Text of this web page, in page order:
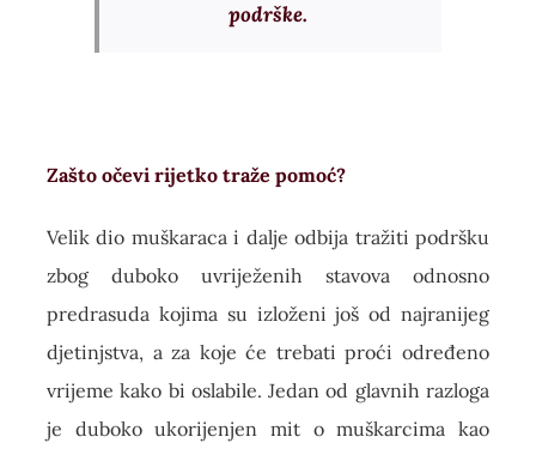
podrške.
Zašto očevi rijetko traže pomoć?
Velik dio muškaraca i dalje odbija tražiti podršku
zbog duboko uvriježenih stavova odnosno
predrasuda kojima su izloženi još od najranijeg
djetinjstva, a za koje će trebati proći određeno
vrijeme kako bi oslabile. Jedan od glavnih razloga
je duboko ukorijenjen mit o muškarcima kao